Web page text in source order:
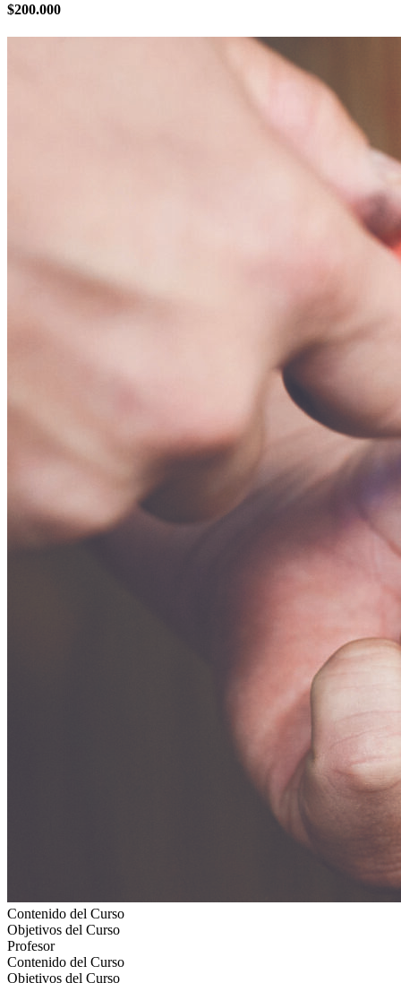
$200.000
Contenido del Curso
Objetivos del Curso
Profesor
Contenido del Curso
Objetivos del Curso